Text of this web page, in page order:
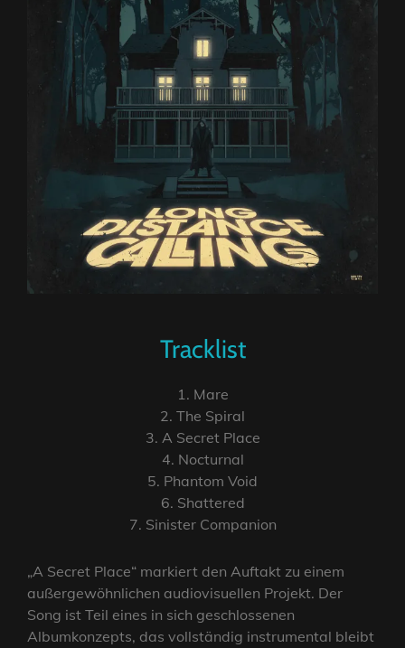
Tracklist
1. Mare
2. The Spiral
3. A Secret Place
4. Nocturnal
5. Phantom Void
6. Shattered
7. Sinister Companion
„A Secret Place“ markiert den Auftakt zu einem
außergewöhnlichen audiovisuellen Projekt. Der
Song ist Teil eines in sich geschlossenen
Albumkonzepts, das vollständig instrumental bleibt